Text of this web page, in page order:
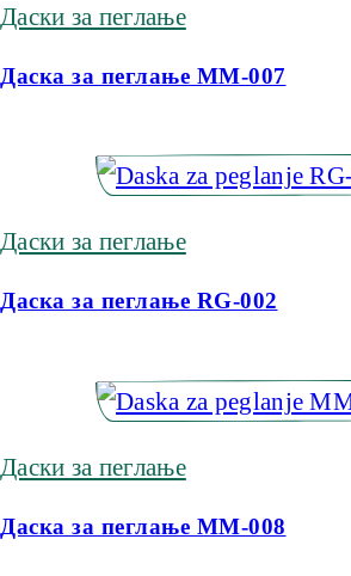
Даски за пеглање
Даска за пеглање MM-007
Даски за пеглање
Даска за пеглање RG-002
Даски за пеглање
Даска за пеглање MM-008